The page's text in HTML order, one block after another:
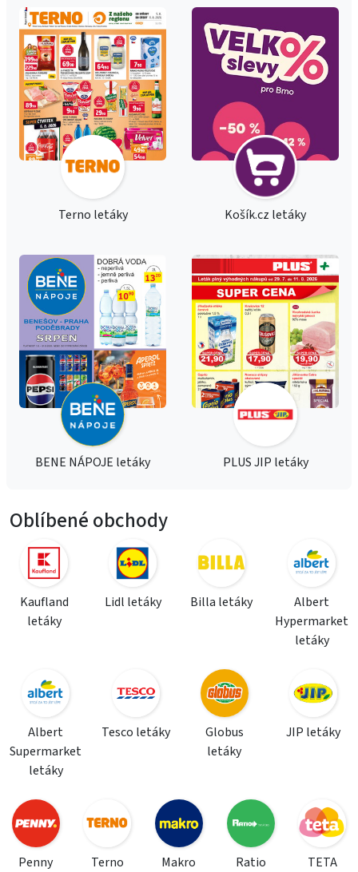
Terno letáky Košík.cz letáky
BENE NÁPOJE letáky PLUS JIP letáky
Oblíbené obchody
Kaufland
letáky
Lidl letáky Billa letáky
Albert
Hypermarket
letáky
Albert
Supermarket
letáky
Tesco letáky
Globus
letáky
JIP letáky
Penny
Terno
Makro
Ratio
TETA